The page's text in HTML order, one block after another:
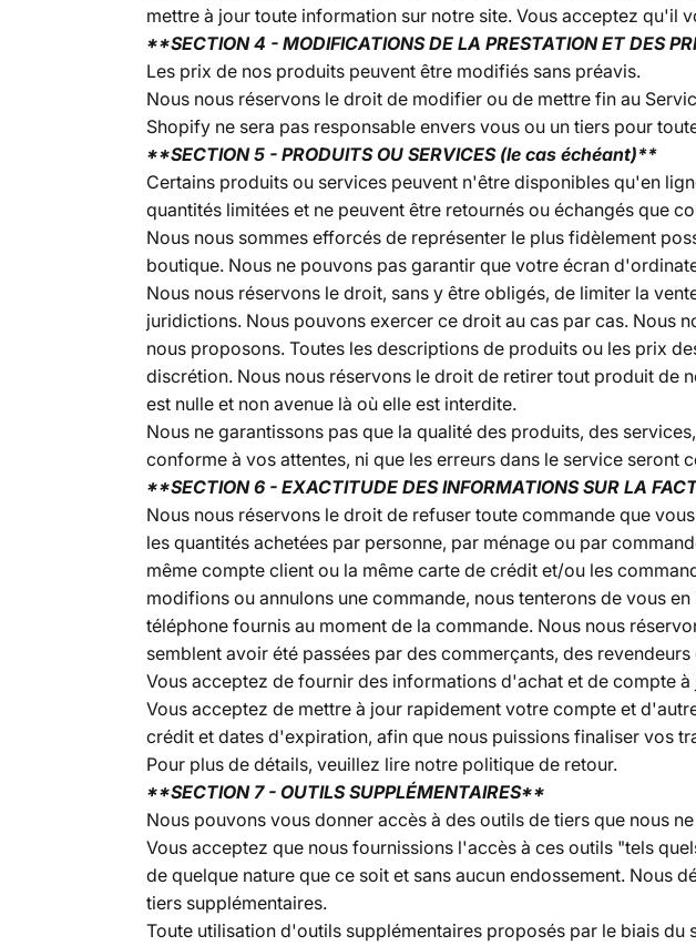
mettre à jour toute information sur notre site. Vous acceptez qu'il
**SECTION 4 - MODIFICATIONS DE LA PRESTATION ET DES
Les prix de nos produits peuvent être modifiés sans préavis.
Nous nous réservons le droit de modifier ou de mettre fin au
Shopify ne sera pas responsable envers vous ou un tiers pour
**SECTION 5 - PRODUITS OU SERVICES (le cas échéant)**
Certains produits ou services peuvent n'être disponibles qu'en
quantités limitées et ne peuvent être retournés ou échangés que
Nous nous sommes efforcés de représenter le plus fidèlement
boutique. Nous ne pouvons pas garantir que votre écran
Nous nous réservons le droit, sans y être obligés, de limiter la
juridictions. Nous pouvons exercer ce droit au cas par cas. Nous
nous proposons. Toutes les descriptions de produits ou les prix
discrétion. Nous nous réservons le droit de retirer tout produit de
est nulle et non avenue là où elle est interdite.
Nous ne garantissons pas que la qualité des produits, des
conforme à vos attentes, ni que les erreurs dans le service seront
**SECTION 6 - EXACTITUDE DES INFORMATIONS SUR LA
Nous nous réservons le droit de refuser toute commande que
les quantités achetées par personne, par ménage ou par
même compte client ou la même carte de crédit et/ou les
modifions ou annulons une commande, nous tenterons de vous
téléphone fournis au moment de la commande. Nous nous
semblent avoir été passées par des commerçants, des
Vous acceptez de fournir des informations d'achat et de compte
Vous acceptez de mettre à jour rapidement votre compte et
crédit et dates d'expiration, afin que nous puissions finaliser vos
Pour plus de détails, veuillez lire notre politique de retour.
**SECTION 7 - OUTILS SUPPLÉMENTAIRES**
Nous pouvons vous donner accès à des outils de tiers que nous
Vous acceptez que nous fournissions l'accès à ces outils "tels
de quelque nature que ce soit et sans aucun endossement.
tiers supplémentaires.
Toute utilisation d'outils supplémentaires proposés par le biais